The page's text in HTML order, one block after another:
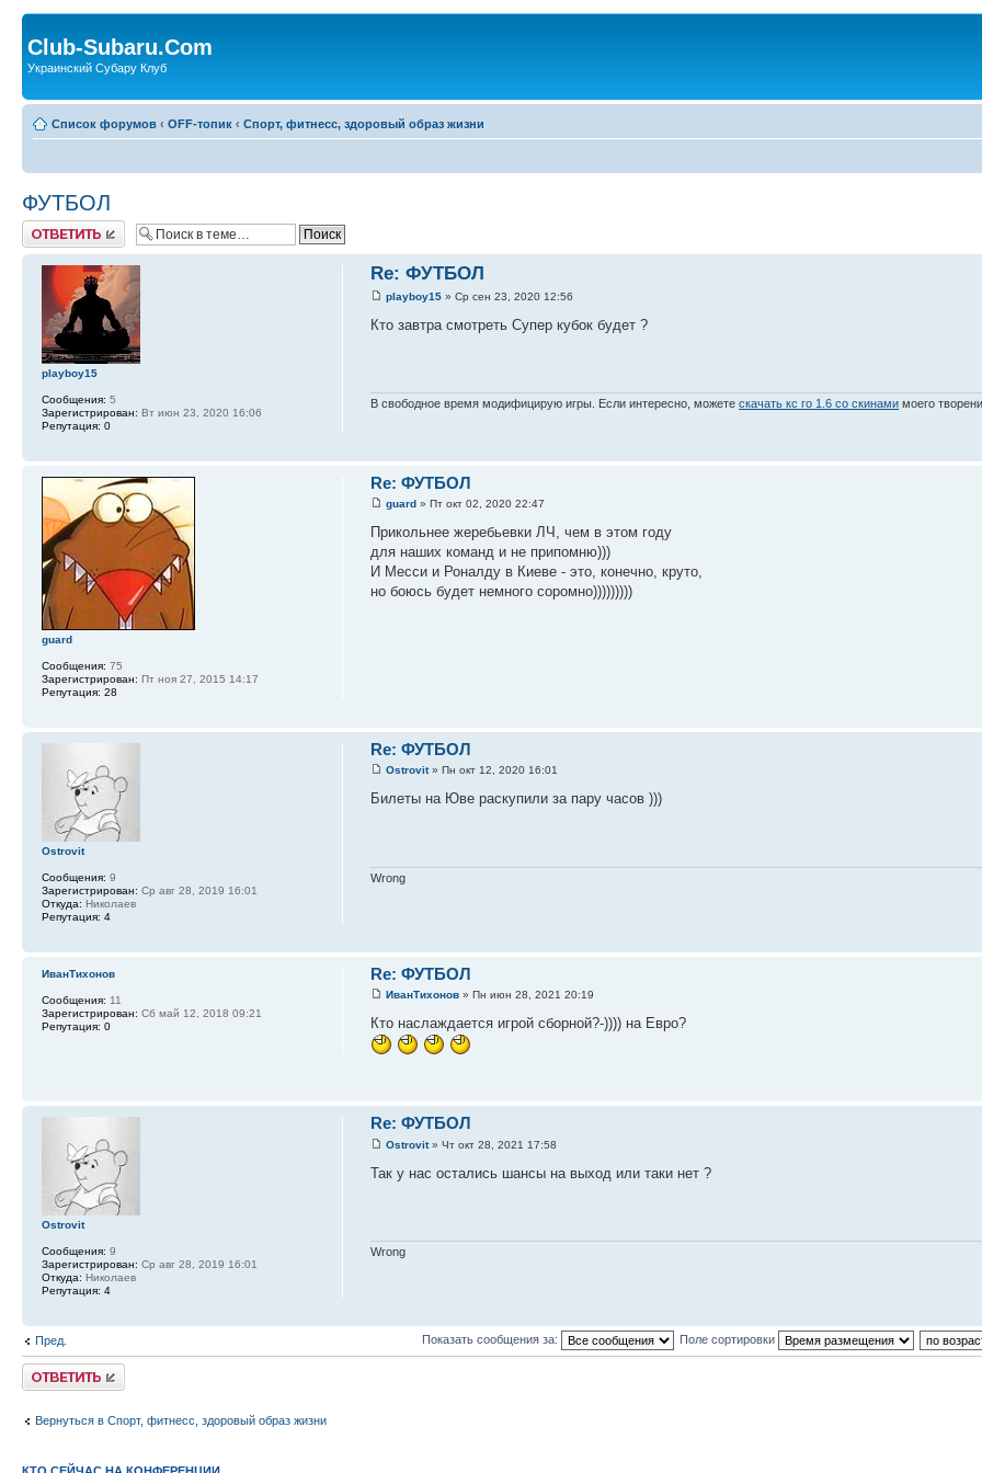
Club-Subaru.Com
Украинский Субару Клуб
Список форумов ‹ OFF-топик ‹ Спорт, фитнесс, здоровый образ жизни
ФУТБОЛ
Ответить
Re: ФУТБОЛ
playboy15 » Ср сен 23, 2020 12:56
Кто завтра смотреть Супер кубок будет ?
В свободное время модифицирую игры. Если интересно, можетескачать кс го 1.6 со скинами моего
playboy15
Сообщения: 5
Зарегистрирован: Вт июн 23, 2020 16:06
Репутация: 0
Re: ФУТБОЛ
guard » Пт окт 02, 2020 22:47
Прикольнее жеребьевки ЛЧ, чем в этом году
для наших команд и не припомню)))
И Месси и Роналду в Киеве - это, конечно, круто,
но боюсь будет немного соромно)))))))))
guard
Сообщения: 75
Зарегистрирован: Пт ноя 27, 2015 14:17
Репутация: 28
Re: ФУТБОЛ
Ostrovit» Пн окт 12, 2020 16:01
Билеты на Юве раскупили за пару часов )))
Wrong
Ostrovit
Сообщения: 9
Зарегистрирован: Ср авг 28, 2019 16:01
Откуда: Николаев
Репутация: 4
Re: ФУТБОЛ
ИванТихонов » Пн июн 28, 2021 20:19
Кто наслаждается игрой сборной?-)))) на Евро?
ИванТихонов
Сообщения: 11
Зарегистрирован: Сб май 12, 2018 09:21
Репутация: 0
Re: ФУТБОЛ
Ostrovit» Чт окт 28, 2021 17:58
Так у нас остались шансы на выход или таки нет ?
Wrong
Ostrovit
Сообщения: 9
Зарегистрирован: Ср авг 28, 2019 16:01
Откуда: Николаев
Репутация: 4
Пред. Показать сообщения за: Поле сортировки
Ответить
Вернуться в Спорт, фитнесс, здоровый образ жизни